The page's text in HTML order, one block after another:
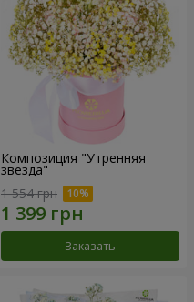
Композиция "Утренняя
звезда"
1 554 грн
Заказать